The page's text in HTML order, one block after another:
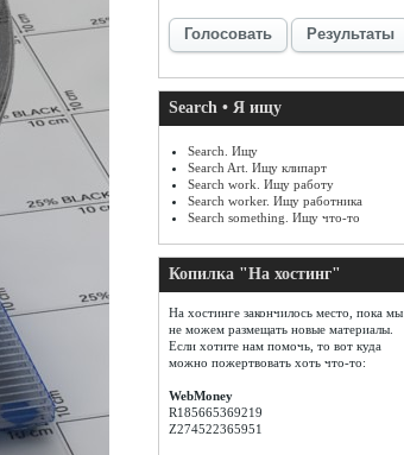
Голосовать Результаты
Search • Я ищу
Search. Ищу
Search Art. Ищу клипарт
Search work. Ищу работу
Search worker. Ищу работника
Search something. Ищу что-то
Копилка "На хостинг"
На хостинге закончилось место, пока мы
не можем размещать новые материалы.
Если хотите нам помочь, то вот куда
можно пожертвовать хоть что-то:
WebMoney
R185665369219
Z274522365951